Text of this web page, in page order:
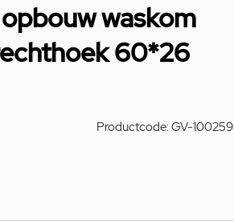
waskom
60*26
Productcode: GV-100259